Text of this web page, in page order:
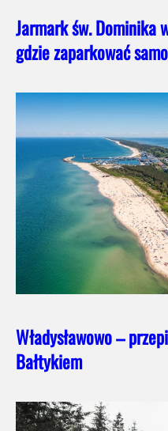
Jarmark św. Dominika
gdzie zaparkować
Władysławowo –
Bałtykiem